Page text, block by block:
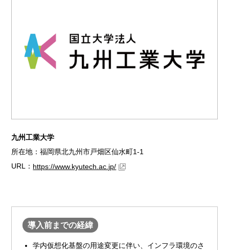
九州工業大学
所在地：福岡県北九州市戸畑区仙水町1-1
URL： https://www.kyutech.ac.jp/
導入前までの経緯
学内仮想化基盤の用途変更に伴い、インフラ環境のさ